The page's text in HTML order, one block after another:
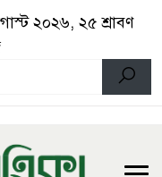
২০২৬, ২৫ শ্রাবণ